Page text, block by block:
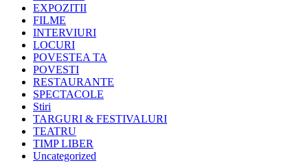
EXPOZITII
FILME
INTERVIURI
LOCURI
POVESTEA TA
POVESTI
RESTAURANTE
SPECTACOLE
Stiri
TARGURI & FESTIVALURI
TEATRU
TIMP LIBER
Uncategorized